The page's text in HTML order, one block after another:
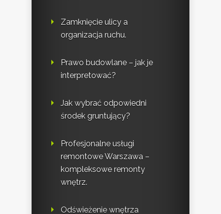
Zamknięcie ulicy a
organizacja ruchu.
Prawo budowlane – jak je
interpretować?
Jak wybrać odpowiedni
środek gruntujący?
Profesjonalne usługi
remontowe Warszawa –
kompleksowe remonty
wnętrz.
Odświeżenie wnętrza